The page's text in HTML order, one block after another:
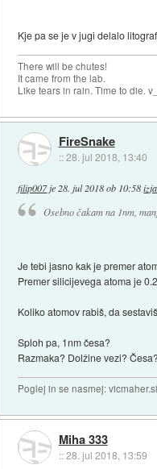
Kje pa se je v jugi delalo
There will be chutes!
It came from the lab.
Like tears in rain. Time to die.
FireSnake
::28. jul 2018, 13:40
filip007je 28. jul 2018 ob 10:58
Osebno čakam na 1nm,
Je tebi jasno kak je premer
Premer silicijevega atoma je
Koliko atomov rabiš, da
Sploh pa, 1nm česa?
Razmaka? Dolžine vezi? Česa?
Poglej in se nasmej: vicmaher.si
Miha 333
::28. jul 2018, 13:59